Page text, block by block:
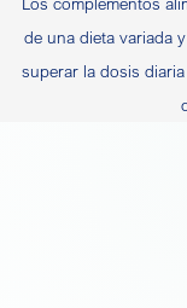
de una dieta variada
superar la dosis